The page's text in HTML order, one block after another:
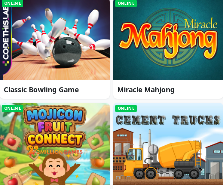
ONLINE
Classic Bowling Game
ONLINE
Miracle Mahjong
ONLINE ONLINE